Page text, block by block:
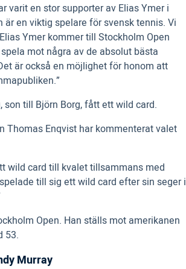
varit en stor supporter av Elias Ymer i
är en viktig spelare för svensk tennis. Vi
Ymer kommer till Stockholm Open
mot några av de absolut bästa
är också en möjlighet för honom att
son till Björn Borg, fått ett wild card.
Thomas Enqvist har kommenterat valet
wild card till kvalet tillsammans med
till sig ett wild card efter sin seger i
Open. Han ställs mot amerikanen
53.
Murray